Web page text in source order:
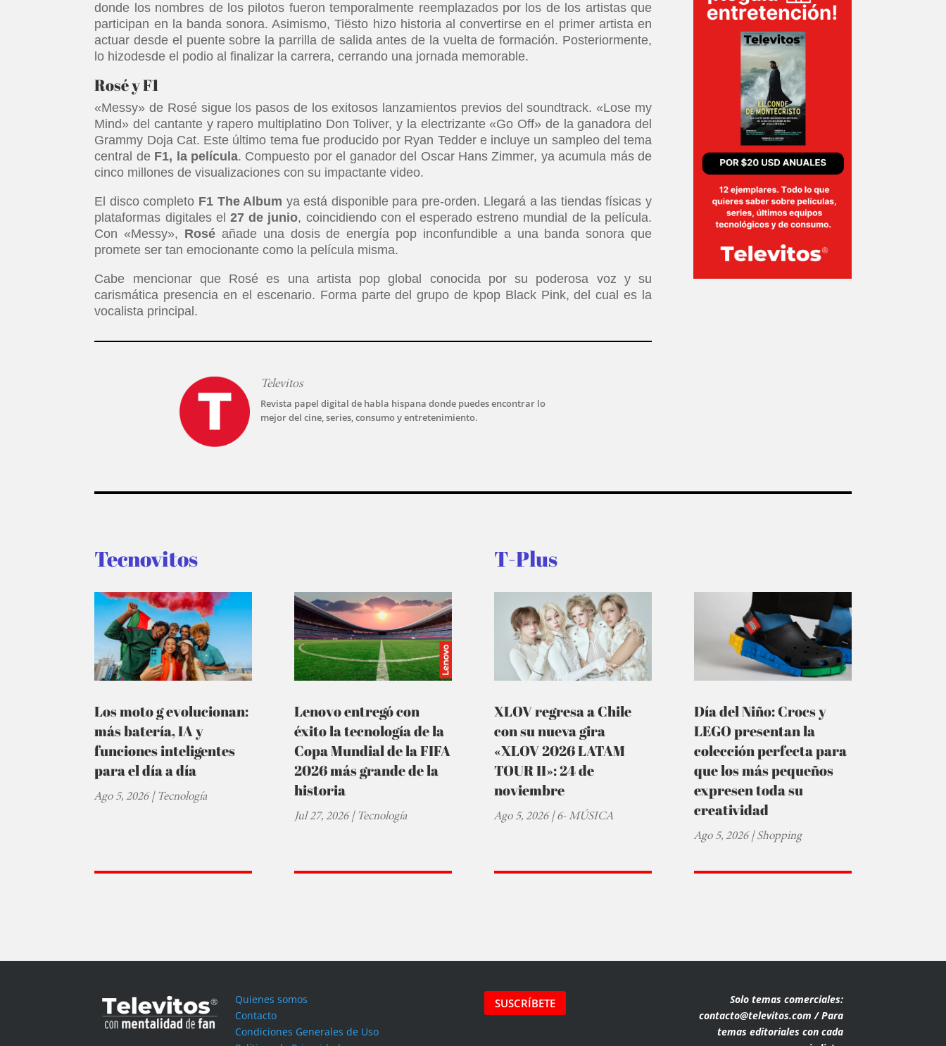
donde los nombres de los pilotos fueron temporalmente reemplazados por los de los artistas que
participan en la banda sonora. Asimismo, Tiësto hizo historia al convertirse en el primer artista en
actuar desde el puente sobre la parrilla de salida antes de la vuelta de formación. Posteriormente,
lo hizodesde el podio al finalizar la carrera, cerrando una jornada memorable.
Rosé y F1
«Messy» de Rosé sigue los pasos de los exitosos lanzamientos previos del soundtrack. «Lose my
Mind» del cantante y rapero multiplatino Don Toliver, y la electrizante «Go Off» de la ganadora del
Grammy Doja Cat. Este último tema fue producido por Ryan Tedder e incluye un sampleo del tema
central de F1, la película. Compuesto por el ganador del Oscar Hans Zimmer, ya acumula más de
cinco millones de visualizaciones con su impactante video.
El disco completo F1 The Album ya está disponible para pre-orden. Llegará a las tiendas físicas y
plataformas digitales el 27 de junio, coincidiendo con el esperado estreno mundial de la película.
Con «Messy», Rosé añade una dosis de energía pop inconfundible a una banda sonora que
promete ser tan emocionante como la película misma.
Cabe mencionar que Rosé es una artista pop global conocida por su poderosa voz y su
carismática presencia en el escenario. Forma parte del grupo de kpop Black Pink, del cual es la
vocalista principal.
Televitos
Revista papel digital de habla hispana donde puedes encontrar lo
mejor del cine, series, consumo y entretenimiento.
Tecnovitos
Los moto g evolucionan:
más batería, IA y
funciones inteligentes
para el día a día
Ago 5, 2026|Tecnología
Lenovo entregó con
éxito la tecnología de la
Copa Mundial de la FIFA
2026 más grande de la
historia
Jul 27, 2026|Tecnología
T-Plus
XLOV regresa a Chile
con su nueva gira
«XLOV 2026 LATAM
TOUR II»: 24 de
noviembre
Ago 5, 2026|6- MÚSICA
Día del Niño: Crocs y
LEGO presentan la
colección perfecta para
que los más pequeños
expresen toda su
creatividad
Ago 5, 2026|Shopping
Quienes somos
Contacto
Condiciones Generales de Uso
SUSCRÍBETE
Solo temas comerciales:
contacto@televitos.com / Para
temas editoriales con cada